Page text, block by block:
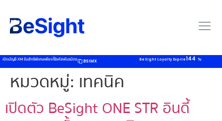
เปิดบัญชี XM รับสิทธิพิเศษเพียงใช้รหัสพันธมิตร BSIMX BeSight Loyalty Exprie144 วัน
หมวดหมู่: เทคนิค
เปิดตัว BeSight ONE STR อินดี้